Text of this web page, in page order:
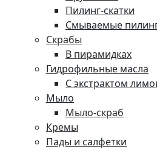
Пилинг-скатки
Смываемые
Скрабы
В пирамидках
Гидрофильные масла
С экстрактом
Мыло
Мыло-скраб
Кремы
Пады и салфетки